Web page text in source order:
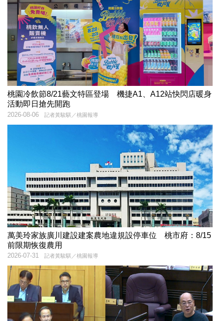
桃園冷飲節8/21藝文特區登場 機捷A1、A12站快閃店暖身
活動即日搶先開跑
記者黃駿騏／桃園報導
2026-08-06
萬美玲家族廣川建設建案農地違規設停車位 桃市府：8/15
前限期恢復農用
記者黃駿騏／桃園報導
2026-07-31